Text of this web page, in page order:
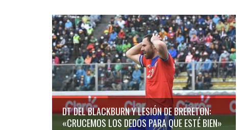
DT DEL BLACKBURN Y LESIÓN DE BRERETON:
«CRUCEMOS LOS DEDOS PARA QUE ESTÉ BIEN»